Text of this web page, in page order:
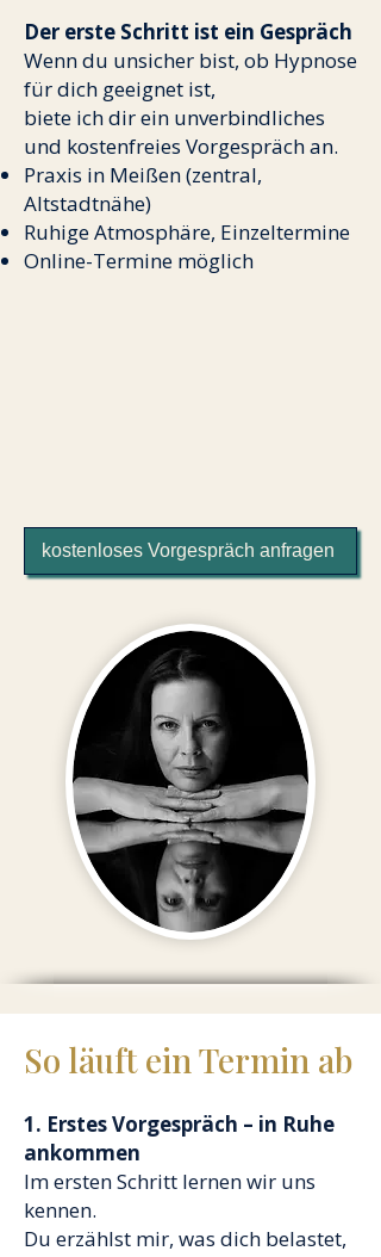
Der erste Schritt ist ein Gespräch
Wenn du unsicher bist, ob Hypnose
für dich geeignet ist,
biete ich dir ein unverbindliches
und kostenfreies Vorgespräch an.
Praxis in Meißen (zentral,
Altstadtnähe)
Ruhige Atmosphäre, Einzeltermine
Online-Termine möglich
kostenloses Vorgespräch anfragen
So läuft ein Termin ab
1. Erstes Vorgespräch – in Ruhe
ankommen
Im ersten Schritt lernen wir uns
kennen.
Du erzählst mir, was dich belastet,